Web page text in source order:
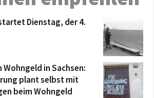
Dienstag, der 4.
in Sachsen:
plant selbst mit
beim Wohngeld